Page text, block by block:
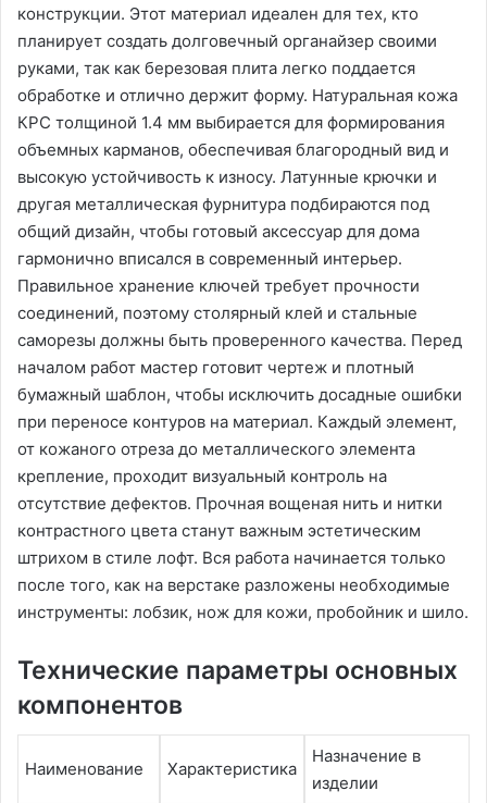
конструкции. Этот материал идеален для тех, кто
планирует создать долговечный органайзер своими
руками, так как березовая плита легко поддается
обработке и отлично держит форму. Натуральная кожа
КРС толщиной 1.4 мм выбирается для формирования
объемных карманов, обеспечивая благородный вид и
высокую устойчивость к износу. Латунные крючки и
другая металлическая фурнитура подбираются под
общий дизайн, чтобы готовый аксессуар для дома
гармонично вписался в современный интерьер.
Правильное хранение ключей требует прочности
соединений, поэтому столярный клей и стальные
саморезы должны быть проверенного качества. Перед
началом работ мастер готовит чертеж и плотный
бумажный шаблон, чтобы исключить досадные ошибки
при переносе контуров на материал. Каждый элемент,
от кожаного отреза до металлического элемента
крепление, проходит визуальный контроль на
отсутствие дефектов. Прочная вощеная нить и нитки
контрастного цвета станут важным эстетическим
штрихом в стиле лофт. Вся работа начинается только
после того, как на верстаке разложены необходимые
инструменты: лобзик, нож для кожи, пробойник и шило.
Технические параметры основных
компонентов
Наименование Характеристика
Назначение в
изделии